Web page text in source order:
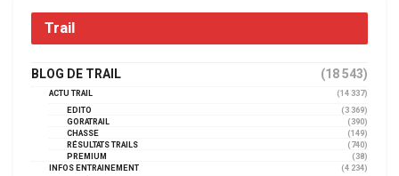
Trail
BLOG DE TRAIL (18 543)
ACTU TRAIL
(14 337)
EDITO
(3 369)
GORATRAIL
(390)
CHASSE
(149)
RÉSULTATS TRAILS
(740)
PREMIUM
(38)
INFOS ENTRAINEMENT
(4 234)